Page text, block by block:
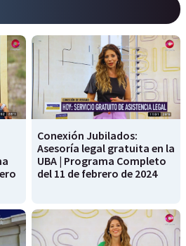
Conexión Jubilados:
Asesoría legal gratuita en la
UBA | Programa Completo
del 11 de febrero de 2024